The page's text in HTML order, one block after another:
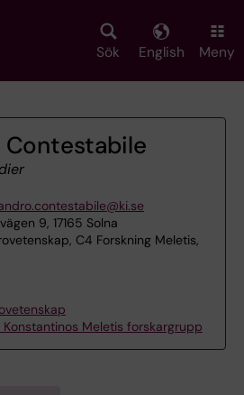
Sök English Meny
Contestabile
9, 17165 Solna
C4 Forskning Meletis,
Meletis forskargrupp